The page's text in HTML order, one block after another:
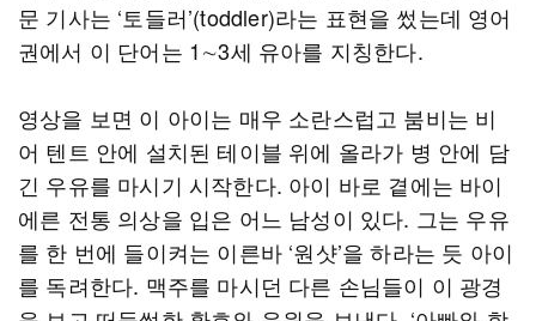
문 기사는 ‘토들러’(toddler)라는 표현을 썼는데 영어
권에서 이 단어는 1∼3세 유아를 지칭한다.
영상을 보면 이 아이는 매우 소란스럽고 붐비는 비
어 텐트 안에 설치된 테이블 위에 올라가 병 안에 담
긴 우유를 마시기 시작한다. 아이 바로 곁에는 바이
에른 전통 의상을 입은 어느 남성이 있다. 그는 우유
를 한 번에 들이켜는 이른바 ‘원샷’을 하라는 듯 아이
를 독려한다. 맥주를 마시던 다른 손님들이 이 광경